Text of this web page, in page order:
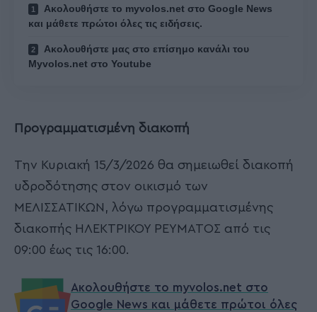
Ακολουθήστε το myvolos.net στο Google News
και μάθετε πρώτοι όλες τις ειδήσεις.
Ακολουθήστε μας στο επίσημο κανάλι του
Myvolos.net στο Youtube
Προγραμματισμένη διακοπή
Την Κυριακή 15/3/2026 θα σημειωθεί διακοπή
υδροδότησης στον οικισμό των
ΜΕΛΙΣΣΑΤΙΚΩΝ, λόγω προγραμματισμένης
διακοπής ΗΛΕΚΤΡΙΚΟΥ ΡΕΥΜΑΤΟΣ από τις
09:00 έως τις 16:00.
Ακολουθήστε το myvolos.net στο
Google News και μάθετε πρώτοι όλες